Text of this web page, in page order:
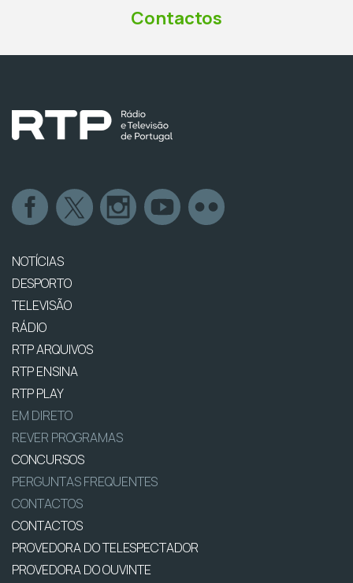
Contactos
NOTÍCIAS
DESPORTO
TELEVISÃO
RÁDIO
RTP ARQUIVOS
RTP ENSINA
RTP PLAY
EM DIRETO
REVER PROGRAMAS
CONCURSOS
PERGUNTAS FREQUENTES
CONTACTOS
CONTACTOS
PROVEDORA DO TELESPECTADOR
PROVEDORA DO OUVINTE